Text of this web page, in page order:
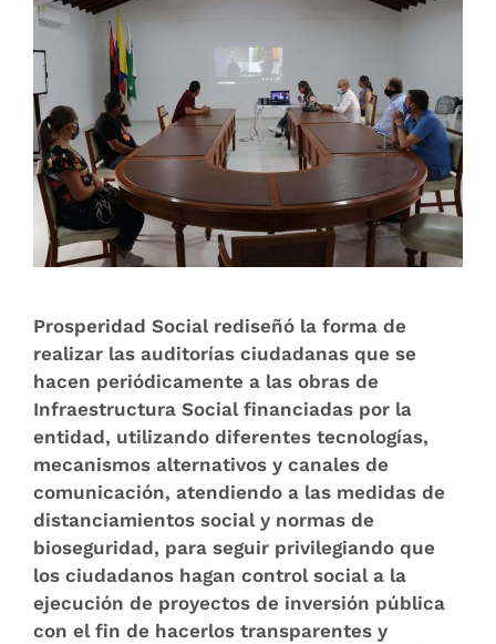
Prosperidad Social rediseñó la forma de
realizar las auditorías ciudadanas que se
hacen periódicamente a las obras de
Infraestructura Social financiadas por la
entidad, utilizando diferentes tecnologías,
mecanismos alternativos y canales de
comunicación, atendiendo a las medidas de
distanciamientos social y normas de
bioseguridad, para seguir privilegiando que
los ciudadanos hagan control social a la
ejecución de proyectos de inversión pública
con el fin de hacerlos transparentes y